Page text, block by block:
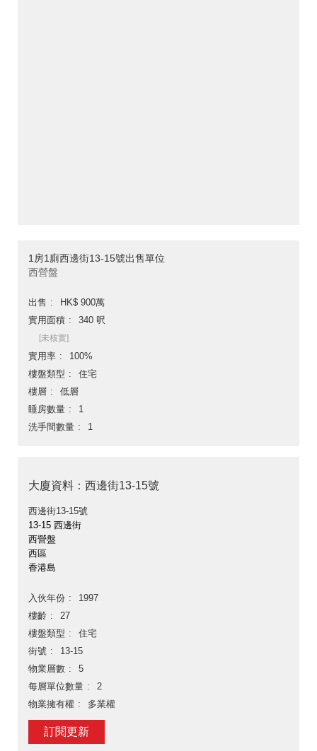
1房1廁西邊街13-15號出售單位
西營盤
出售
HK$ 900萬
實用面積
340 呎
[未核實]
實用率
100%
樓盤類型
住宅
樓層
低層
睡房數量
1
洗手間數量
1
大廈資料：西邊街13-15號
西邊街13-15號
13-15 西邊街
西營盤
西區
香港島
入伙年份
1997
樓齡
27
樓盤類型
住宅
街號
13-15
物業層數
5
每層單位數量
2
物業擁有權
多業權
訂閱更新